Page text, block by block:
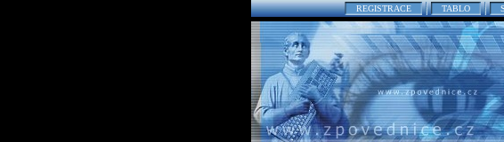
REGISTRACE TABLO